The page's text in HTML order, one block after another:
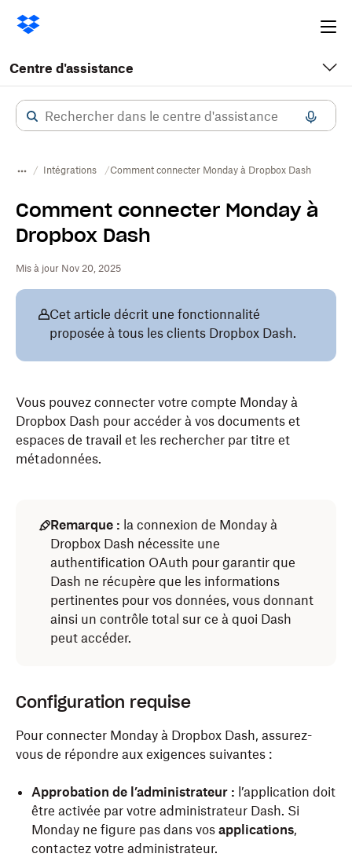
Centre d'assistance
Intégrations Comment connecter Monday à Dropbox Dash
Comment connecter Monday à
Dropbox Dash
Mis à jour Nov 20, 2025
Cet article décrit une fonctionnalité
proposée à tous les clients Dropbox Dash.
Vous pouvez connecter votre compte Monday à
Dropbox Dash pour accéder à vos documents et
espaces de travail et les rechercher par titre et
métadonnées.
Remarque : la connexion de Monday à
Dropbox Dash nécessite une
authentification OAuth pour garantir que
Dash ne récupère que les informations
pertinentes pour vos données, vous donnant
ainsi un contrôle total sur ce à quoi Dash
peut accéder.
Configuration requise
Pour connecter Monday à Dropbox Dash, assurez-
vous de répondre aux exigences suivantes :
Approbation de l’administrateur : l’application doit
être activée par votre administrateur Dash. Si
Monday ne figure pas dans vos applications,
contactez votre administrateur.